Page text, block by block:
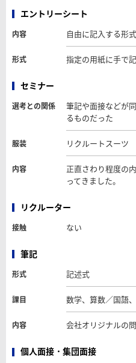
エントリーシート
内容 自由に記入する形
形式 指定の用紙に手で
セミナー
選考との関係
筆記や面接などが
るものだった
服装 リクルートスーツ
内容
正直さわり程度の
ってきました。
リクルーター
接触 ない
筆記
形式 記述式
課目 数学、算数／国語
内容 会社オリジナルの
個人面接・集団面接